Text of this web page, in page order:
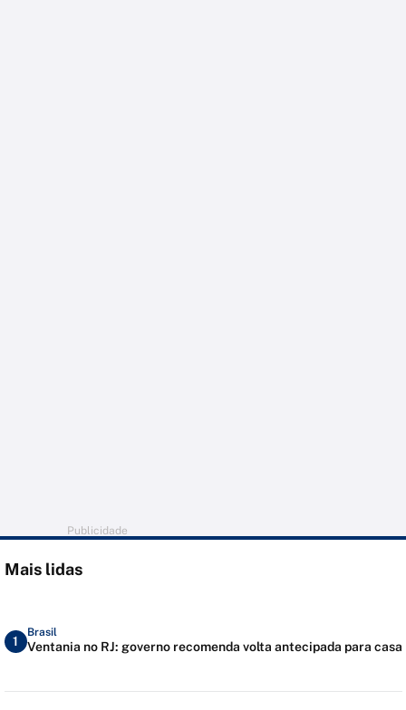
Publicidade
Mais lidas
1
Brasil
Ventania no RJ: governo recomenda volta antecipada para casa